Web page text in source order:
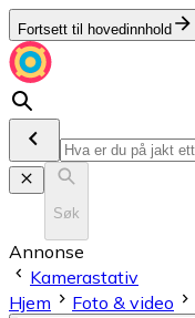
Fortsett til hovedinnhold
Søk
Annonse
Kamerastativ
Hjem
Foto & video